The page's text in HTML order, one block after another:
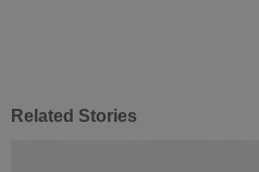
Related Stories